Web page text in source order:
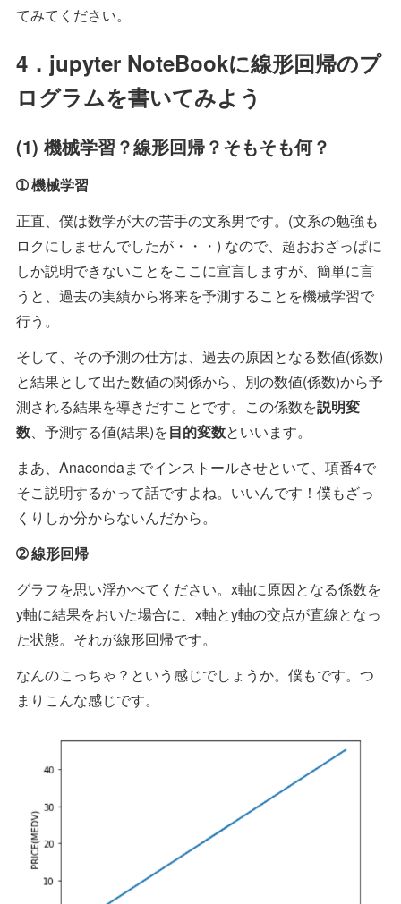
てみてください。
4．jupyter NoteBookに線形回帰のプ
ログラムを書いてみよう
(1) 機械学習？線形回帰？そもそも何？
➀ 機械学習
正直、僕は数学が大の苦手の文系男です。(文系の勉強も
ロクにしませんでしたが・・・) なので、超おおざっぱに
しか説明できないことをここに宣言しますが、簡単に言
うと、過去の実績から将来を予測することを機械学習で
行う。
そして、その予測の仕方は、過去の原因となる数値(係数)
と結果として出た数値の関係から、別の数値(係数)から予
測される結果を導きだすことです。この係数を説明変
数、予測する値(結果)を目的変数といいます。
まあ、Anacondaまでインストールさせといて、項番4で
そこ説明するかって話ですよね。いいんです！僕もざっ
くりしか分からないんだから。
➁ 線形回帰
グラフを思い浮かべてください。x軸に原因となる係数を
y軸に結果をおいた場合に、x軸とy軸の交点が直線となっ
た状態。それが線形回帰です。
なんのこっちゃ？という感じでしょうか。僕もです。つ
まりこんな感じです。